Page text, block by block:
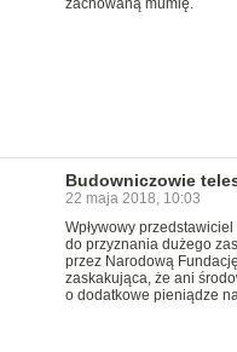
zachowaną mumię.
Budowniczowie
22 maja 2018, 10:03
Wpływowy
do przyznania dużego
przez Narodową
zaskakująca, że ani
o dodatkowe pieniądze